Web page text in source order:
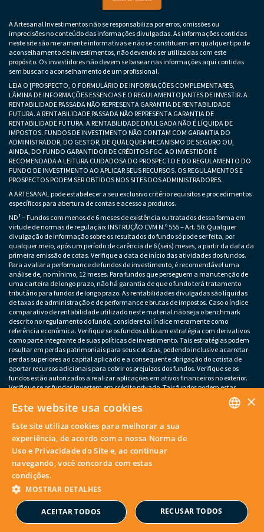
A Artesanal Investimentos não se responsabiliza por erros, omissões ou
imprecisões no conteúdo das informações divulgadas. As informações contidas
neste site são meramente informativas e não se constituem em qualquer tipo de
aconselhamento de investimentos, não devendo ser utilizadas com este
propósito. Os investidores não devem se basear nas informações aqui contidas
sem buscar o aconselhamento de um profissional.
LEIA O [PROSPECTO, O FORMULÁRIO DE INFORMAÇÕES COMPLEMENTARES,
LÂMINA DE INFORMAÇÕES ESSENCIAS E O REGULAMENTO]ANTES DE INVESTIR. A
RENTABILIDADE PASSADA NÃO REPRESENTA GARANTIA DE RENTABILIDADE
FUTURA. A RENTABILIDADE PASSADA NÃO REPRESENTA GARANTIA DE
RENTABILIDADE FUTURA. A RENTABILIDADE DIVULGADA NÃO É LÍQUIDA DE
IMPOSTOS. FUNDOS DE INVESTIMENTO NÃO CONTAM COM GARANTIA DO
ADMINISTRADOR, DO GESTOR, DE QUALQUER MECANISMO DE SEGURO OU,
AINDA, DO FUNDO GARANTIDOR DE CRÉDITOS FGC. AO INVESTIDOR É
RECOMENDADA A LEITURA CUIDADOSA DO PROSPECTO E DO REGULAMENTO DO
FUNDO DE INVESTIMENTO AO APLICAR SEUS RECURSOS. OS REGULAMENTOS E
PROSPECTOS PODEM SER OBTIDOS NOS SITES DOS ADMINISTRADORES.
A ARTESANAL pode estabelecer a seu exclusivo critério requisitos e procedimentos
específicos para abertura de contas e acesso a produtos.
ND¹ – Fundos com menos de 6 meses de existência ou tratados dessa forma em
virtude de normas de regulação: INSTRUÇÃO CVM N.º 555 – Art. 50: Qualquer
divulgação de informação sobre os resultados do fundo só pode ser feita, por
qualquer meio, após um período de carência de 6 (seis) meses, a partir da data da
primeira emissão de cotas. Verifique a data de início das atividades dos fundos.
Para avaliar a performance de fundos de investimento, é recomendável uma
análise de, no mínimo, 12 meses. Para fundos que perseguem a manutenção de
uma carteira de longo prazo, não há garantia de que o fundo terá tratamento
tributário para fundos de longo prazo. As rentabilidades divulgadas são líquidas
de taxas de administração e de performance e brutas de impostos. Caso o índice
comparativo de rentabilidade utilizado neste material não seja o benchmark
descrito no regulamento do fundo, considere tal índice meramente como
referência econômica. Verifique se os fundos utilizam estratégia com derivativos
como parte integrante de suas políticas de investimento. Tais estratégias podem
resultar em perdas patrimoniais para seus cotistas, podendo inclusive acarretar
perdas superiores ao capital aplicado e a consequente obrigação do cotista de
aportar recursos adicionais para cobrir os prejuízos dos fundos. Verifique se os
fundos estão autorizados a realizar aplicações em ativos financeiros no exterior.
Verifique se os fundos investem em crédito privado. Tais fundos podem estar
sujeitos a risco de perda substancial do patrimônio líquido em caso de eventos
que acarretem o não pagamento dos ativos integrantes da sua carteira. Os
de poucos emissores, variação cambial e outros riscos não mencionados neste
material. O investimento em determinados ativos financeiros pode sujeitar o
investidor a significativas perdas patrimoniais. Ao investidor cabe a
responsabilidade de se informar sobre eventuais riscos previamente à tomada de
decisão sobre investimentos. – Este material não deve substituir o julgamento
independente dos investidores.
© Copyright 2026. Artesanal Investimentos. Todos os direitos
reservados.
Powered by
×
Este website usa cookies
Este site utiliza cookies para melhorar a sua
experiência, de acordo com a nossa Norma de
Uso e Privacidade do Site e, ao continuar
navegando, você concorda com estas
condições.
MOSTRAR DETALHES
ACEITAR TODOS RECUSAR TODOS